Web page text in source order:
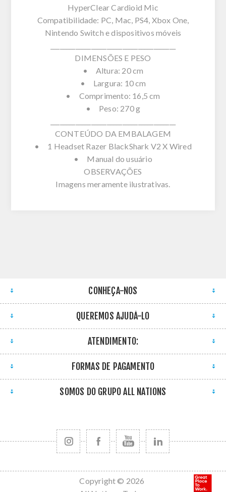
HyperClear Cardioid Mic
Compatibilidade: PC, Mac, PS4, Xbox One,
Nintendo Switch e dispositivos móveis
DIMENSÕES E PESO
• Altura: 20 cm
• Largura: 10 cm
• Comprimento: 16,5 cm
• Peso: 270 g
CONTEÚDO DA EMBALAGEM
• 1 Headset Razer BlackShark V2 X Wired
• Manual do usuário
OBSERVAÇÕES
Imagens meramente ilustrativas.
CONHEÇA-NOS
QUEREMOS AJUDÁ-LO
ATENDIMENTO:
FORMAS DE PAGAMENTO
SOMOS DO GRUPO ALL NATIONS
Copyright © 2026